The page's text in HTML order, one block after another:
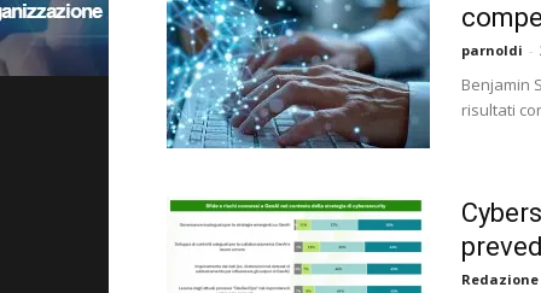
parnoldi -
Benjamin
risultati